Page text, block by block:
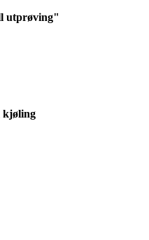
utprøving"
kjøling